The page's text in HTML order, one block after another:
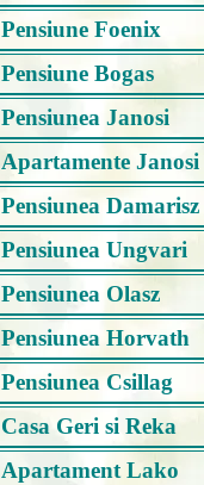
Pensiune Foenix
Pensiune Bogas
Pensiunea Janosi
Apartamente Janosi
Pensiunea Damarisz
Pensiunea Ungvari
Pensiunea Olasz
Pensiunea Horvath
Pensiunea Csillag
Casa Geri si Reka
Apartament Lako